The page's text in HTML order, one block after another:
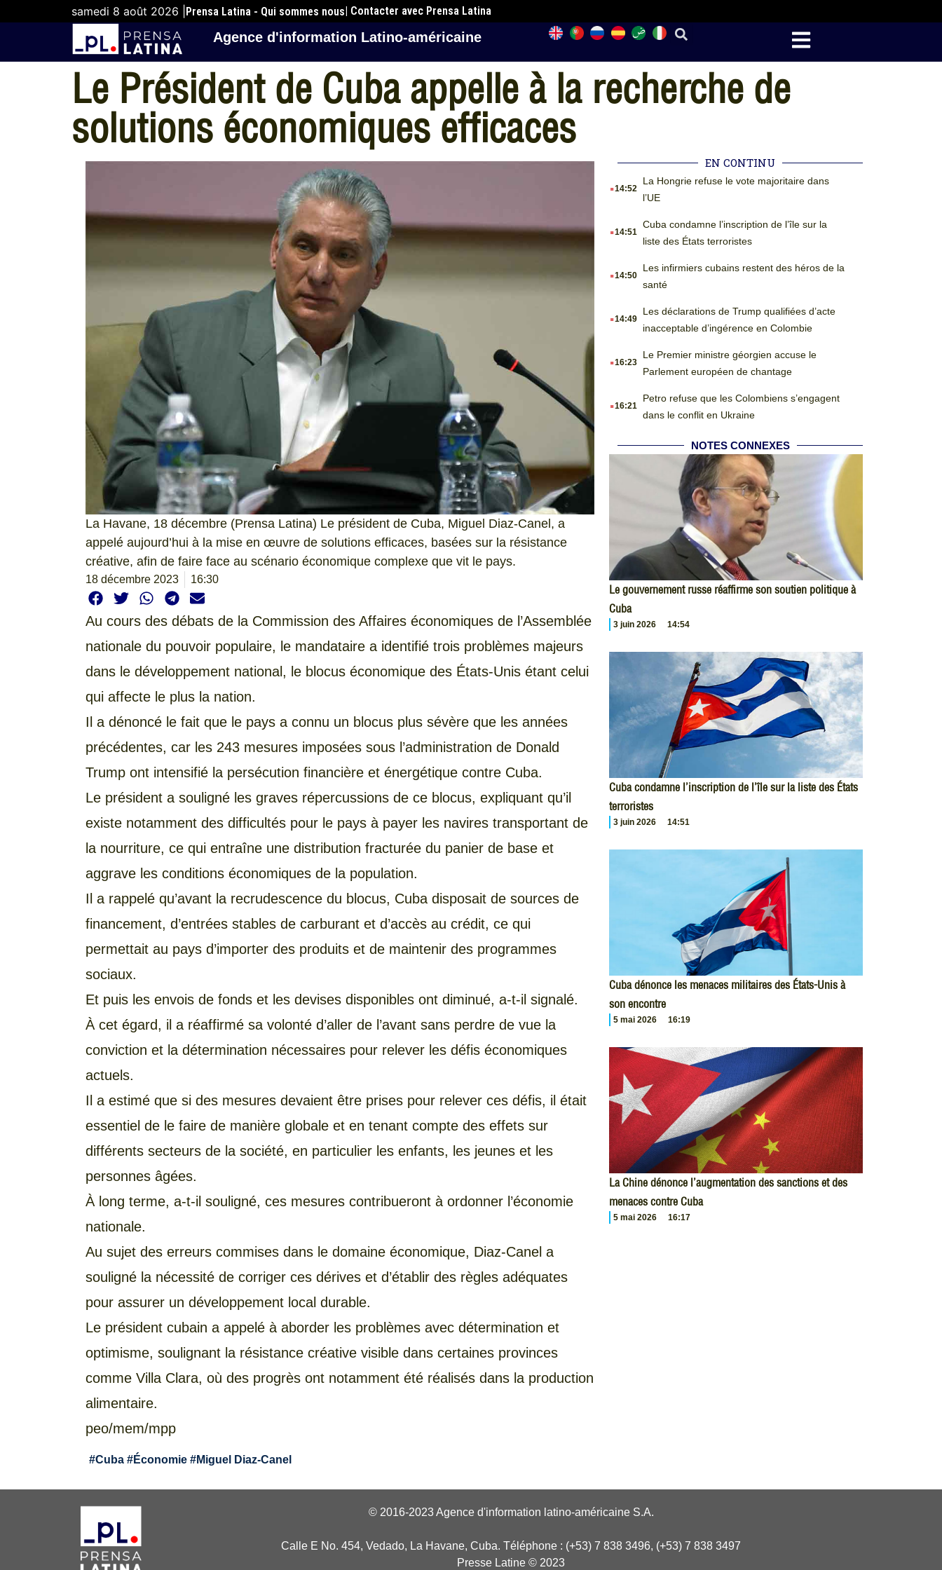
samedi 8 août 2026 | Prensa Latina - Qui sommes nous| Contacter avec Prensa Latina
Agence d'information Latino-américaine
Le Président de Cuba appelle à la recherche de
solutions économiques efficaces
La Havane, 18 décembre (Prensa Latina) Le président de Cuba, Miguel Diaz-Canel, a
appelé aujourd’hui à la mise en œuvre de solutions efficaces, basées sur la résistance
créative, afin de faire face au scénario économique complexe que vit le pays.
18 décembre 2023 16:30
Au cours des débats de la Commission des Affaires économiques de l’Assemblée
nationale du pouvoir populaire, le mandataire a identifié trois problèmes majeurs
dans le développement national, le blocus économique des États-Unis étant celui
qui affecte le plus la nation.
Il a dénoncé le fait que le pays a connu un blocus plus sévère que les années
précédentes, car les 243 mesures imposées sous l’administration de Donald
Trump ont intensifié la persécution financière et énergétique contre Cuba.
Le président a souligné les graves répercussions de ce blocus, expliquant qu’il
existe notamment des difficultés pour le pays à payer les navires transportant de
la nourriture, ce qui entraîne une distribution fracturée du panier de base et
aggrave les conditions économiques de la population.
Il a rappelé qu’avant la recrudescence du blocus, Cuba disposait de sources de
financement, d’entrées stables de carburant et d’accès au crédit, ce qui
permettait au pays d’importer des produits et de maintenir des programmes
sociaux.
Et puis les envois de fonds et les devises disponibles ont diminué, a-t-il signalé.
À cet égard, il a réaffirmé sa volonté d’aller de l’avant sans perdre de vue la
conviction et la détermination nécessaires pour relever les défis économiques
actuels.
Il a estimé que si des mesures devaient être prises pour relever ces défis, il était
essentiel de le faire de manière globale et en tenant compte des effets sur
différents secteurs de la société, en particulier les enfants, les jeunes et les
personnes âgées.
À long terme, a-t-il souligné, ces mesures contribueront à ordonner l’économie
nationale.
Au sujet des erreurs commises dans le domaine économique, Diaz-Canel a
souligné la nécessité de corriger ces dérives et d’établir des règles adéquates
pour assurer un développement local durable.
Le président cubain a appelé à aborder les problèmes avec détermination et
optimisme, soulignant la résistance créative visible dans certaines provinces
comme Villa Clara, où des progrès ont notamment été réalisés dans la production
alimentaire.
peo/mem/mpp
#Cuba #Économie #Miguel Diaz-Canel
EN CONTINU
.14:52
La Hongrie refuse le vote majoritaire dans
l’UE
.14:51
Cuba condamne l’inscription de l’île sur la
liste des États terroristes
.14:50
Les infirmiers cubains restent des héros de la
santé
.14:49
Les déclarations de Trump qualifiées d’acte
inacceptable d’ingérence en Colombie
.16:23
Le Premier ministre géorgien accuse le
Parlement européen de chantage
.16:21
Petro refuse que les Colombiens s’engagent
dans le conflit en Ukraine
NOTES CONNEXES
Le gouvernement russe réaffirme son soutien politique à
Cuba
3 juin 2026 14:54
Cuba condamne l’inscription de l’île sur la liste des États
terroristes
3 juin 2026 14:51
Cuba dénonce les menaces militaires des États-Unis à
son encontre
5 mai 2026 16:19
La Chine dénonce l’augmentation des sanctions et des
menaces contre Cuba
5 mai 2026 16:17
© 2016-2023 Agence d'information latino-américaine S.A.
Calle E No. 454, Vedado, La Havane, Cuba. Téléphone : (+53) 7 838 3496, (+53) 7 838 3497
Presse Latine © 2023